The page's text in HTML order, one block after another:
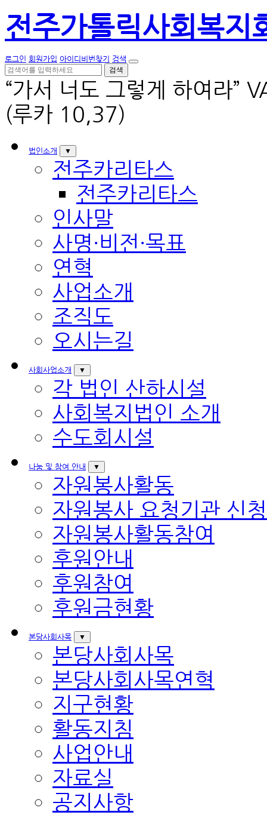
전주가톨릭사회복지
로그인 회원가입 아이디비번찾기 검색
검색
“가서 너도 그렇게 하여라”
(루카 10,37)
법인소개 ▼
전주카리타스
전주카리타스
인사말
사명·비전·목표
연혁
사업소개
조직도
오시는길
사회사업소개 ▼
각 법인 산하시설
사회복지법인 소개
수도회시설
나눔 및 참여 안내 ▼
자원봉사활동
자원봉사 요청기관 신청
자원봉사활동참여
후원안내
후원참여
후원금현황
본당사회사목 ▼
본당사회사목
본당사회사목연혁
지구현황
활동지침
사업안내
자료실
공지사항